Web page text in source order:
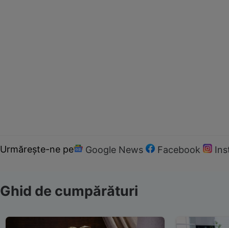
Urmărește-ne pe Google News Facebook
Ghid de cumpărături